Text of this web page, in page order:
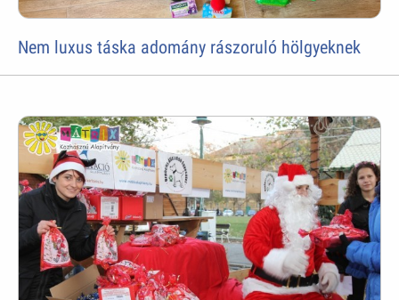
Nem luxus táska adomány rászoruló hölgyeknek